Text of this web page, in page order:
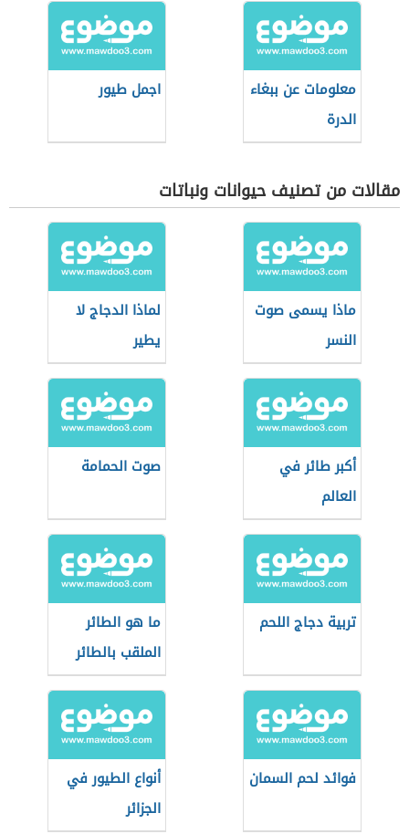
معلومات عن ببغاء
الدرة
اجمل طيور
مقالات من تصنيف حيوانات ونباتات
ماذا يسمى صوت
النسر
لماذا الدجاج لا
يطير
أكبر طائر في
العالم
صوت الحمامة
تربية دجاج اللحم
ما هو الطائر
الملقب بالطائر
الجمل
فوائد لحم السمان
أنواع الطيور في
الجزائر